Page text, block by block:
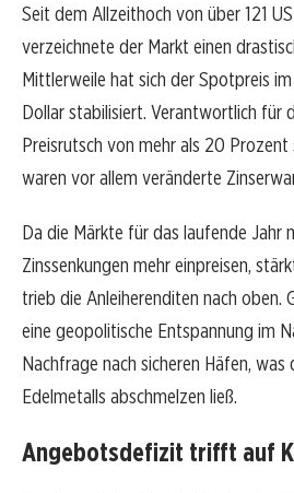
Seit dem Allzeithoch von über 121
verzeichnete der Markt einen
Mittlerweile hat sich der Spotpreis
Dollar stabilisiert. Verantwortlich für
Preisrutsch von mehr als 20
waren vor allem veränderte
Da die Märkte für das laufende Jahr
Zinssenkungen mehr einpreisen,
trieb die Anleiherenditen nach oben.
eine geopolitische Entspannung im
Nachfrage nach sicheren Häfen, was
Edelmetalls abschmelzen ließ.
Angebotsdefizit trifft auf